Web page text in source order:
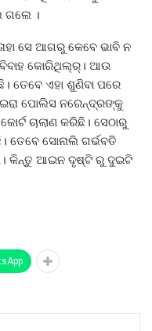
ଗଲେ ।
ସେ ଆଗରୁ କେବେ ଭାବି ନ
କୋରିଥିଲ୍ର୍। ଆଉ
ତେବେ ଏହା ଶୁଣିବା ପରେ
ପୋଲିସ ନରେନ୍ଦ୍ରଙ୍କୁ
ଚାଲାଣ କରିଛି। ସେଠାରୁ
ତେବେ ସୋନାଲି ଗର୍ଭବତି
କିନ୍ତୁ ଆଇନ ଦୃଷ୍ଟି ରୁ ଦୁଇଟି